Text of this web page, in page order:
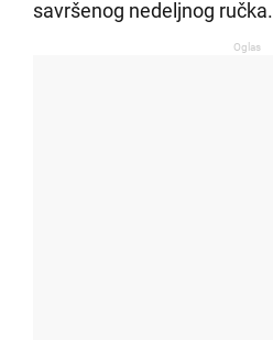
savršenog nedeljnog ručka.
Oglas